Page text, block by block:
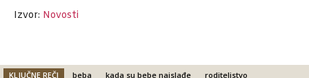
Izvor: Novosti
KLJUČNE REČI beba kada su bebe najslađe roditeljstvo